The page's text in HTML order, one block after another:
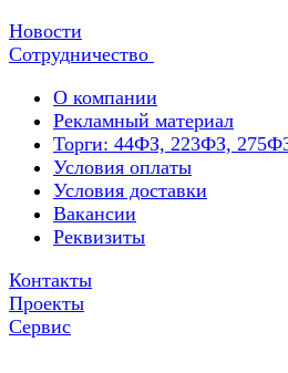
Новости
Сотрудничество
О компании
Рекламный материал
Торги: 44ФЗ, 223ФЗ,
Условия оплаты
Условия доставки
Вакансии
Реквизиты
Контакты
Проекты
Сервис